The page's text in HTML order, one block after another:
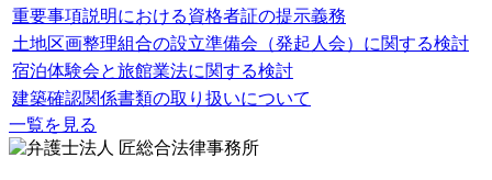
重要事項説明における資格者証の提示義務
土地区画整理組合の設立準備会（発起人会）に関する検討
宿泊体験会と旅館業法に関する検討
建築確認関係書類の取り扱いについて
一覧を見る